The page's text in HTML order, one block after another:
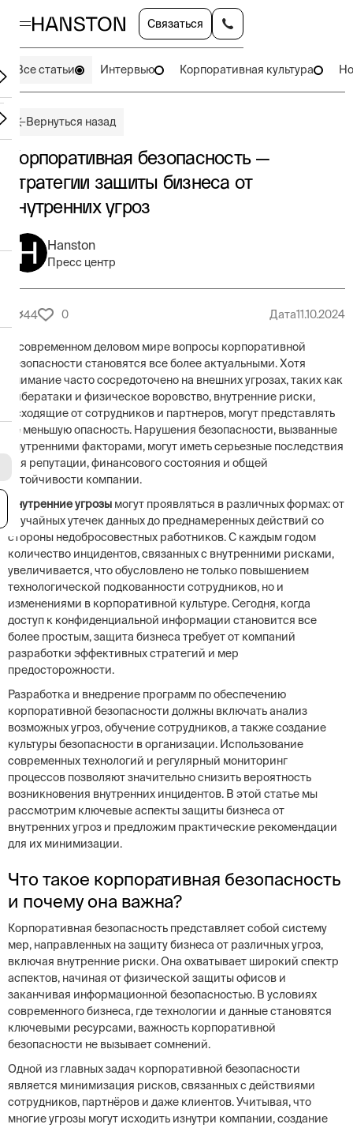
Связаться
Все статьи Интервью Корпоративная культура
Вернуться назад
Корпоративная безопасность —
стратегии защиты бизнеса от
внутренних угроз
Hanston
Пресс центр
44 0 Дата11.10.2024
В современном деловом мире вопросы корпоративной
безопасности становятся все более актуальными. Хотя
внимание часто сосредоточено на внешних угрозах, таких как
кибератаки и физическое воровство, внутренние риски,
исходящие от сотрудников и партнеров, могут представлять
не меньшую опасность. Нарушения безопасности, вызванные
внутренними факторами, могут иметь серьезные последствия
для репутации, финансового состояния и общей
устойчивости компании.
Внутренние угрозы могут проявляться в различных формах: от
случайных утечек данных до преднамеренных действий со
стороны недобросовестных работников. С каждым годом
количество инцидентов, связанных с внутренними рисками,
увеличивается, что обусловлено не только повышением
технологической подкованности сотрудников, но и
изменениями в корпоративной культуре. Сегодня, когда
доступ к конфиденциальной информации становится все
более простым, защита бизнеса требует от компаний
разработки эффективных стратегий и мер
предосторожности.
Разработка и внедрение программ по обеспечению
корпоративной безопасности должны включать анализ
возможных угроз, обучение сотрудников, а также создание
культуры безопасности в организации. Использование
современных технологий и регулярный мониторинг
процессов позволяют значительно снизить вероятность
возникновения внутренних инцидентов. В этой статье мы
рассмотрим ключевые аспекты защиты бизнеса от
внутренних угроз и предложим практические рекомендации
для их минимизации.
Что такое корпоративная безопасность
и почему она важна?
Корпоративная безопасность представляет собой систему
мер, направленных на защиту бизнеса от различных угроз,
включая внутренние риски. Она охватывает широкий спектр
аспектов, начиная от физической защиты офисов и
заканчивая информационной безопасностью. В условиях
современного бизнеса, где технологии и данные становятся
ключевыми ресурсами, важность корпоративной
безопасности не вызывает сомнений.
Одной из главных задач корпоративной безопасности
является минимизация рисков, связанных с действиями
сотрудников, партнёров и даже клиентов. Учитывая, что
многие угрозы могут исходить изнутри компании, создание